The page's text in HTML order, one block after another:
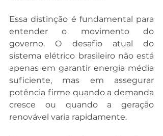
Essa distinção é fundamental para
entender o movimento do
governo. O desafio atual do
sistema elétrico brasileiro não está
apenas em garantir energia média
suficiente, mas em assegurar
potência firme quando a demanda
cresce ou quando a geração
renovável varia rapidamente.